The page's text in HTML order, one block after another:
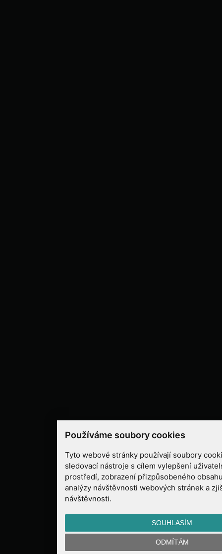
Používáme soubory cookies
Tyto webové stránky používají soubory
sledovací nástroje s cílem vylepšení
prostředí, zobrazení přizpůsobeného
analýzy návštěvnosti webových stránek a
návštěvnosti.
SOUHLASÍM
ODMÍTÁM